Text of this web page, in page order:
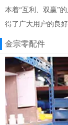
本着“互利、双赢”
得了广大用户的良好
金宗零配件